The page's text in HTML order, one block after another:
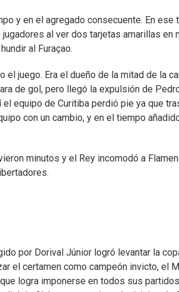
y en el agregado consecuente. En ese
al ver dos tarjetas amarillas en
al Furaçao.
juego. Era el dueño de la mitad de la
de gol, pero llegó la expulsión de
equipo de Curitiba perdió pie ya que
con un cambio, y en el tiempo
minutos y el Rey incomodó a
por Dorival Júnior logró levantar la
el certamen como campeón invicto, el
logra imponerse en todos sus